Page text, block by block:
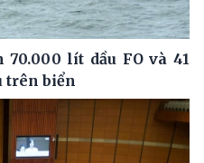
lít dầu FO và 41
trên biển